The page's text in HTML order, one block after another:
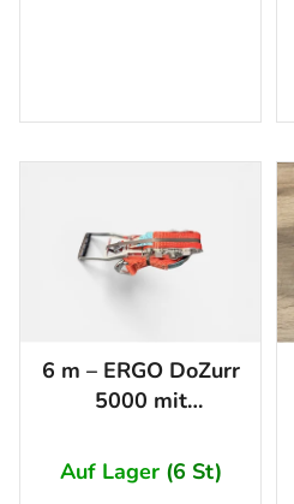
6 m – ERGO DoZurr
5000 mit
Auf Lager (6 St)